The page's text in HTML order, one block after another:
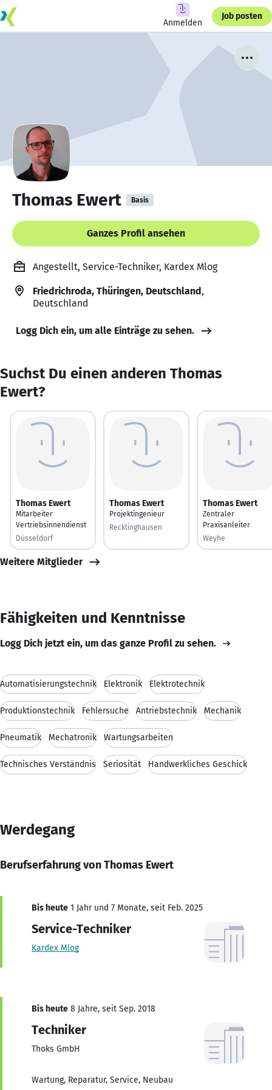
Anmelden
Job posten
Thomas Ewert Basis
Ganzes Profil ansehen
Angestellt, Service-Techniker, Kardex Mlog
Friedrichroda, Thüringen, Deutschland,
Deutschland
Logg Dich ein, um alle Einträge zu sehen.
Suchst Du einen anderen Thomas
Ewert?
Thomas Ewert
Mitarbeiter
Vertriebsinnendienst
Düsseldorf
Thomas Ewert
Projektingenieur
Recklinghausen
Thomas Ewert
Zentraler
Praxisanleiter
Weyhe
Weitere Mitglieder
Fähigkeiten und Kenntnisse
Logg Dich jetzt ein, um das ganze Profil zu sehen.
Automatisierungstechnik Elektronik Elektrotechnik
Produktionstechnik Fehlersuche Antriebstechnik Mechanik
Pneumatik Mechatronik Wartungsarbeiten
Technisches Verständnis Seriosität Handwerkliches Geschick
Werdegang
Berufserfahrung von Thomas Ewert
Bis heute 1 Jahr und 7 Monate, seit Feb. 2025
Service-Techniker
Kardex Mlog
Bis heute 8 Jahre, seit Sep. 2018
Techniker
Thoks GmbH
Wartung, Reparatur, Service, Neubau